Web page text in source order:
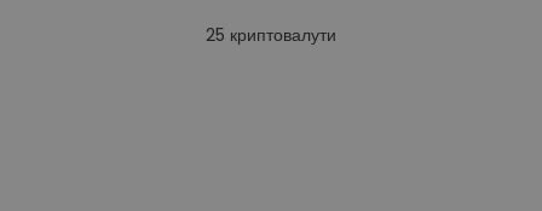
25 криптовалути